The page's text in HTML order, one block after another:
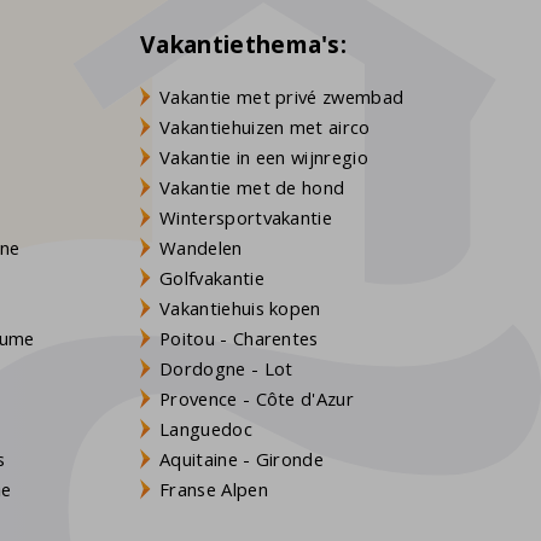
Vakantiethema's:
Vakantie met privé zwembad
Vakantiehuizen met airco
Vakantie in een wijnregio
Vakantie met de hond
Wintersportvakantie
Wandelen
Golfvakantie
Vakantiehuis kopen
Poitou - Charentes
Dordogne - Lot
Provence - Côte d'Azur
Languedoc
Aquitaine - Gironde
Franse Alpen